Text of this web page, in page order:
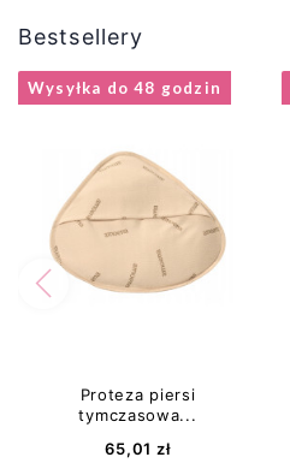
Bestsellery
Proteza piersi
tymczasowa...
65,01 zł
Wysyłka do 48 godzin
Poprzedni